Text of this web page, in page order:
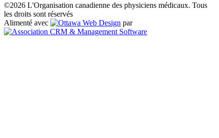
©2026 L'Organisation canadienne des physiciens médicaux. Tous
les droits sont réservés
Alimenté avec
par